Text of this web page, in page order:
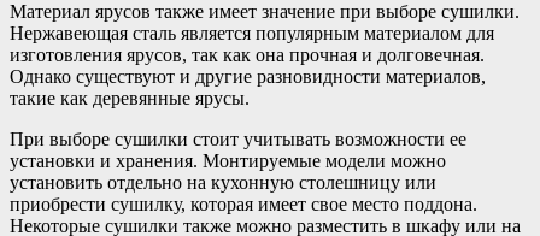
Материал ярусов также имеет значение при выборе сушилки.
Нержавеющая сталь является популярным материалом для
изготовления ярусов, так как она прочная и долговечная.
Однако существуют и другие разновидности материалов,
такие как деревянные ярусы.
При выборе сушилки стоит учитывать возможности ее
установки и хранения. Монтируемые модели можно
установить отдельно на кухонную столешницу или
приобрести сушилку, которая имеет свое место поддона.
Некоторые сушилки также можно разместить в шкафу или на